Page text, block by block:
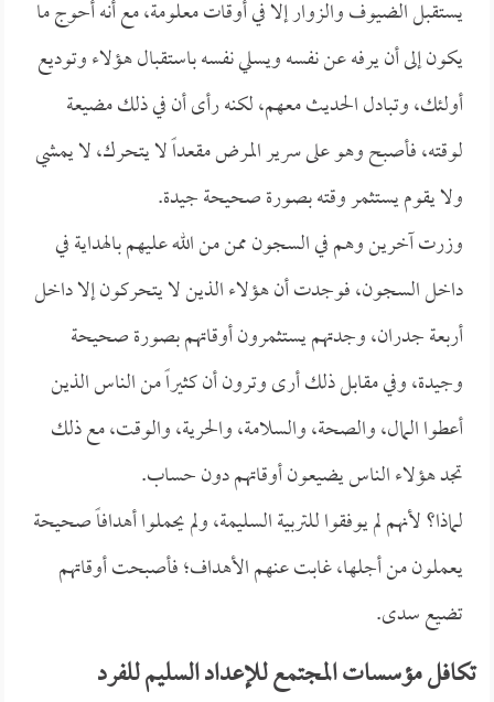
يستقبل الضيوف والزوار إلا في أوقات معلومة، مع أنه أحوج ما
يكون إلى أن يرفه عن نفسه ويسلي نفسه باستقبال هؤلاء وتوديع
أولئك، وتبادل الحديث معهم، لكنه رأى أن في ذلك مضيعة
لوقته، فأصبح وهو على سرير المرض مقعداً لا يتحرك، لا يمشي
ولا يقوم يستثمر وقته بصورة صحيحة جيدة.
وزرت آخرين وهم في السجون ممن من الله عليهم بالهداية في
داخل السجون، فوجدت أن هؤلاء الذين لا يتحركون إلا داخل
أربعة جدران، وجدتهم يستثمرون أوقاتهم بصورة صحيحة
وجيدة، وفي مقابل ذلك أرى وترون أن كثيراً من الناس الذين
أعطوا المال، والصحة، والسلامة، والحرية، والوقت، مع ذلك
تجد هؤلاء الناس يضيعون أوقاتهم دون حساب.
لماذا؟ لأنهم لم يوفقوا للتربية السليمة، ولم يحملوا أهدافاً صحيحة
يعملون من أجلها، غابت عنهم الأهداف؛ فأصبحت أوقاتهم
تضيع سدى.
تكافل مؤسسات المجتمع للإعداد السليم للفرد